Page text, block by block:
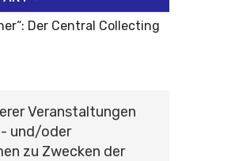
Der Central Collecting
Veranstaltungen
und/oder
zu Zwecken der